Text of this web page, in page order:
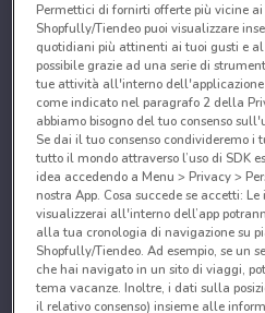
Permettici di fornirti offerte più vicine
Shopfully/Tiendeo puoi visualizzare
quotidiani più attinenti ai tuoi gusti e
possibile grazie ad una serie di
tue attività all'interno
come indicato nel paragrafo 2 della
abbiamo bisogno del tuo consenso
Se dai il tuo consenso condivideremo i
tutto il mondo attraverso l’uso di SDK
idea accedendo a Menu > Privacy >
nostra App. Cosa succede se accetti:
visualizzerai all'interno dell’app
alla tua cronologia di navigazione su
Shopfully/Tiendeo. Ad esempio, se un
che hai navigato in un sito di viaggi,
tema vacanze. Inoltre, i dati sulla
il relativo consenso) insieme alle